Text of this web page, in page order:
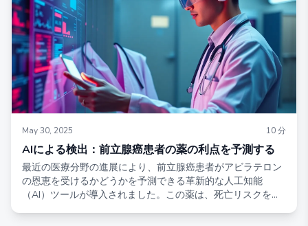
May 30, 2025 10分
AIによる検出：前立腺癌患者の薬の利点を予測する
最近の医療分野の進展により、前立腺癌患者がアビラテロン
の恩恵を受けるかどうかを予測できる革新的な人工知能
（AI）ツールが導入されました。この薬は、死亡リスクを